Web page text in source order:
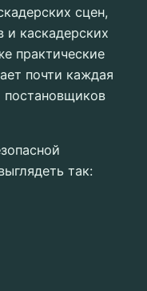
сцен,
и каскадерских
практические
почти каждая
постановщиков
так: